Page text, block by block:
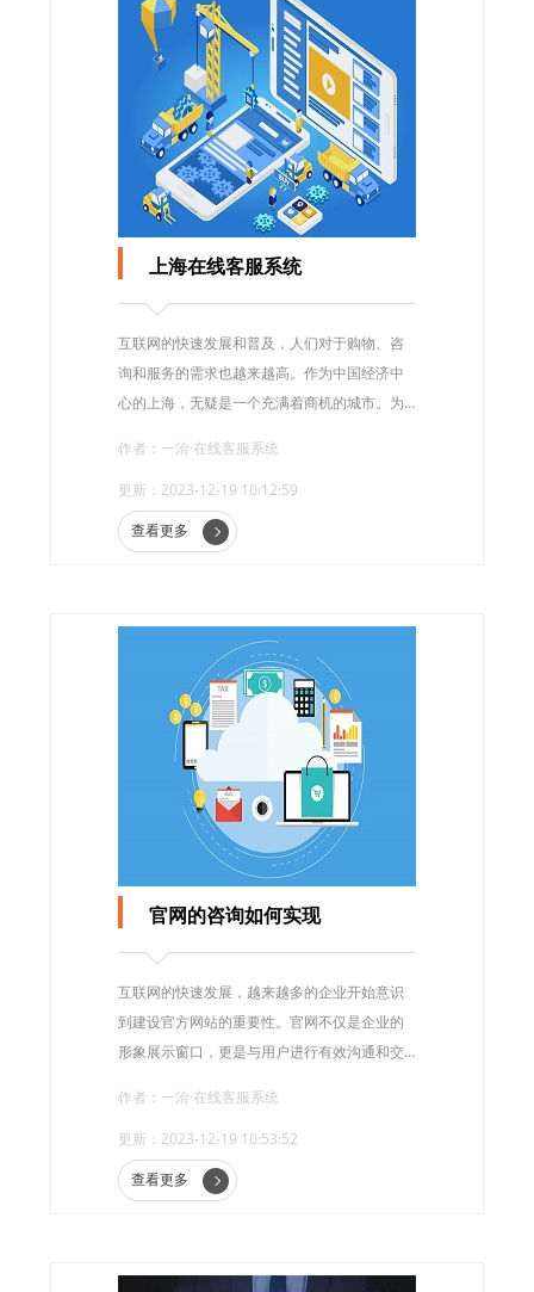
上海在线客服系统
互联网的快速发展和普及，人们对于购物、咨
询和服务的需求也越来越高。作为中国经济中
心的上海，无疑是一个充满着商机的城市。为
了“在线客服系统”。客服系统系统的出现，不仅
提升了企业的服务质量，也为消费者带来了更
便捷、高效的购物和咨询体验。
作者：一洽·在线客服系统
更新：2023-12-19 10:12:59
查看更多
官网的咨询如何实现
互联网的快速发展，越来越多的企业开始意识
到建设官方网站的重要性。官网不仅是企业的
形象展示窗口，更是与用户进行有效沟通和交
够进一步提升用户体验，增加企业与用户之间
的互动性，从而达到更好的营销效果。
作者：一洽·在线客服系统
更新：2023-12-19 10:53:52
查看更多